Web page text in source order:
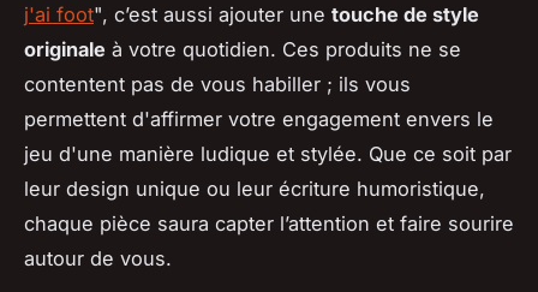
j'ai foot", c’est aussi ajouter une touche de style
originale à votre quotidien. Ces produits ne se
contentent pas de vous habiller ; ils vous
permettent d'affirmer votre engagement envers le
jeu d'une manière ludique et stylée. Que ce soit par
leur design unique ou leur écriture humoristique,
chaque pièce saura capter l’attention et faire sourire
autour de vous.